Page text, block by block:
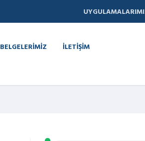
BELGELERIMIZ İLETIŞIM